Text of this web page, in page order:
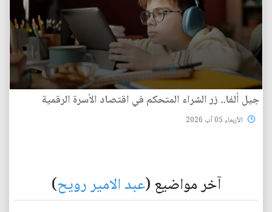
جيل ألفا.. زر الشراء المتحكم في اقتصاد الأسرة الرقمية
الأربعاء 05 آب 2026
آخر مواضيع (عبد الامير رويح)